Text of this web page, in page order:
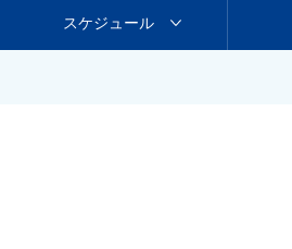
スケジュール